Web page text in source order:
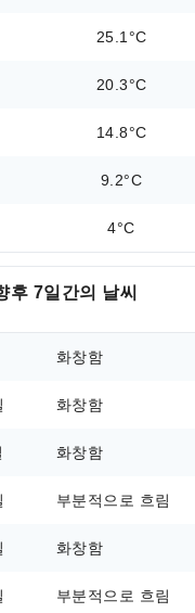
25.1°C
20.3°C
14.8°C
9.2°C
4°C
후 7일간의 날씨
화창함
화창함
화창함
부분적으로 흐림
화창함
부분적으로 흐림